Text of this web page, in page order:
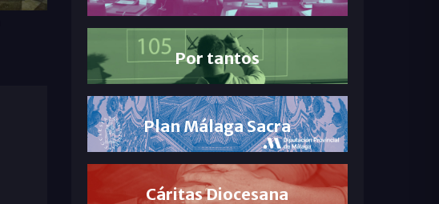
Por tantos
Plan Málaga Sacra
Cáritas Diocesana